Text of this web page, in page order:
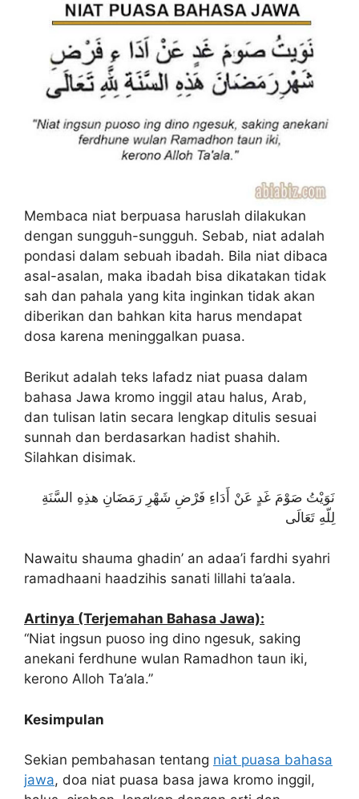
Membaca niat berpuasa haruslah dilakukan
dengan sungguh-sungguh. Sebab, niat adalah
pondasi dalam sebuah ibadah. Bila niat dibaca
asal-asalan, maka ibadah bisa dikatakan tidak
sah dan pahala yang kita inginkan tidak akan
diberikan dan bahkan kita harus mendapat
dosa karena meninggalkan puasa.
Berikut adalah teks lafadz niat puasa dalam
bahasa Jawa kromo inggil atau halus, Arab,
dan tulisan latin secara lengkap ditulis sesuai
sunnah dan berdasarkan hadist shahih.
Silahkan disimak.
نَوَيْتُ صَوْمَ غَدٍ عَنْ أَدَاءِ فَرْضِ شَهْرِ رَمَضَانِ هذِهِ السَّنَةِ
لِلّهِ تَعَالَى
Nawaitu shauma ghadin’ an adaa’i fardhi syahri
ramadhaani haadzihis sanati lillahi ta’aala.
Artinya (Terjemahan Bahasa Jawa):
“Niat ingsun puoso ing dino ngesuk, saking
anekani ferdhune wulan Ramadhon taun iki,
kerono Alloh Ta’ala.”
Kesimpulan
Sekian pembahasan tentang niat puasa bahasa
jawa, doa niat puasa basa jawa kromo inggil,